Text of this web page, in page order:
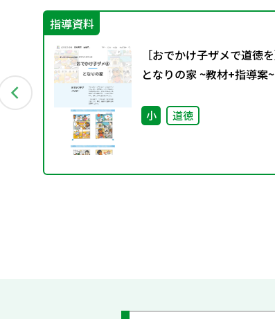
指導資料
［おでかけ子ザメで道徳
となりの家 ~教材+指導案~
小 道徳